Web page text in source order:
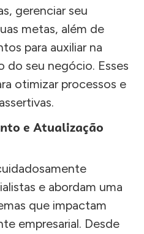
gerenciar seu
metas, além de
para auxiliar na
do seu negócio. Esses
otimizar processos e
e Atualização
e abordam uma
que impactam
empresarial. Desde